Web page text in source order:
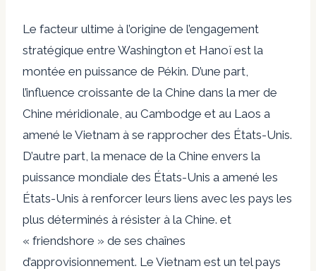
Le facteur ultime à l’origine de l’engagement
stratégique entre Washington et Hanoï est la
montée en puissance de Pékin. D’une part,
l’influence croissante de la Chine dans la mer de
Chine méridionale, au Cambodge et au Laos a
amené le Vietnam à se rapprocher des États-Unis.
D’autre part, la menace de la Chine envers la
puissance mondiale des États-Unis a amené les
États-Unis à renforcer leurs liens avec les pays les
plus déterminés à résister à la Chine. et
« friendshore » de ses chaînes
d’approvisionnement. Le Vietnam est un tel pays